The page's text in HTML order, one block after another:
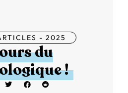
- 2025
du
!